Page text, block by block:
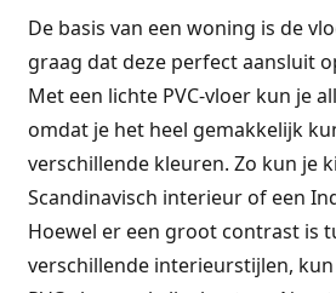
De basis van een woning is de
graag dat deze perfect aansluit
Met een lichte PVC-vloer kun je
omdat je het heel gemakkelijk
verschillende kleuren. Zo kun je
Scandinavisch interieur of een
Hoewel er een groot contrast is
verschillende interieurstijlen,